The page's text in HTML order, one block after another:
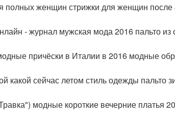
женщин стрижки для женщин после
- журнал мужская мода 2016 пальто из
причёски в Италии в 2016 модные
какой сейчас летом стиль одежды пальто
модные короткие вечерние платья